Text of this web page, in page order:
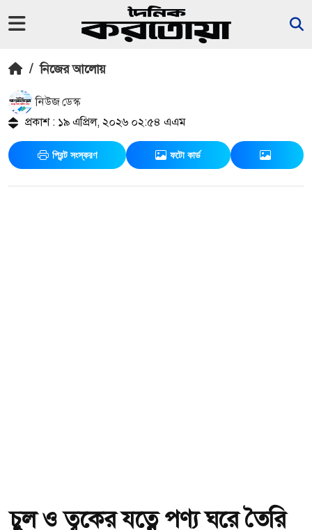
/ নিজের আলোয়
নিউজ ডেস্ক
প্রকাশ : ১৯ এপ্রিল, ২০২৬ ০২:৫৪ এএম
প্রিন্ট সংস্করণ ফটো কার্ড
চুল ও ত্বকের যত্নে পণ্য ঘরে তৈরি